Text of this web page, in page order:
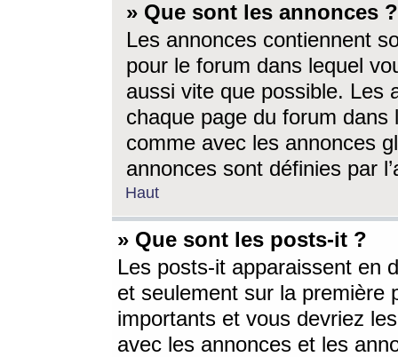
» Que sont les annonces ?
Les annonces contiennent
pour le forum dans lequel
aussi vite que possible. Les
chaque page du forum dans
comme avec les annonces
annonces sont définies par
Haut
» Que sont les posts-it ?
Les posts-it apparaissent en
et seulement sur la première
importants et vous devriez
avec les annonces et les